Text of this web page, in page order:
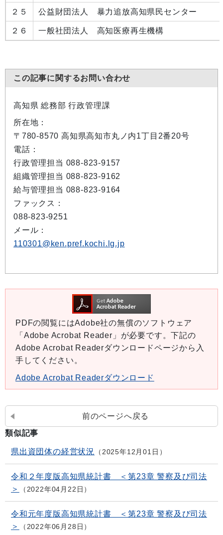
２５ 公益財団法人 暴力追放高知県民センター
２６ 一般社団法人 高知医療再生機構
この記事に関するお問い合わせ
高知県 総務部 行政管理課
所在地：
〒780-8570 高知県高知市丸ノ内1丁目2番20号
電話：
行政管理担当 088-823-9157
組織管理担当 088-823-9162
給与管理担当 088-823-9164
ファックス：
088-823-9251
メール：
110301@ken.pref.kochi.lg.jp
PDFの閲覧にはAdobe社の無償のソフトウェア
「Adobe Acrobat Reader」が必要です。下記の
Adobe Acrobat Readerダウンロードページから入
手してください。
Adobe Acrobat Readerダウンロード
前のページへ戻る
類似記事
県出資団体の経営状況 2025年12月01日
令和２年度版高知県統計書 ＜第23章 警察及び司法
＞
2022年04月22日
令和元年度版高知県統計書 ＜第23章 警察及び司法
＞
2022年06月28日